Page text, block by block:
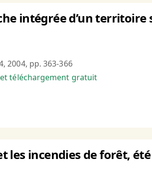
intégrée d’un
2004, pp. 363-366
téléchargement gratuit
les incendies de forêt,